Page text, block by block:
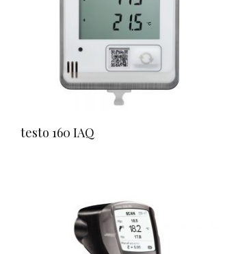
testo 160 IAQ